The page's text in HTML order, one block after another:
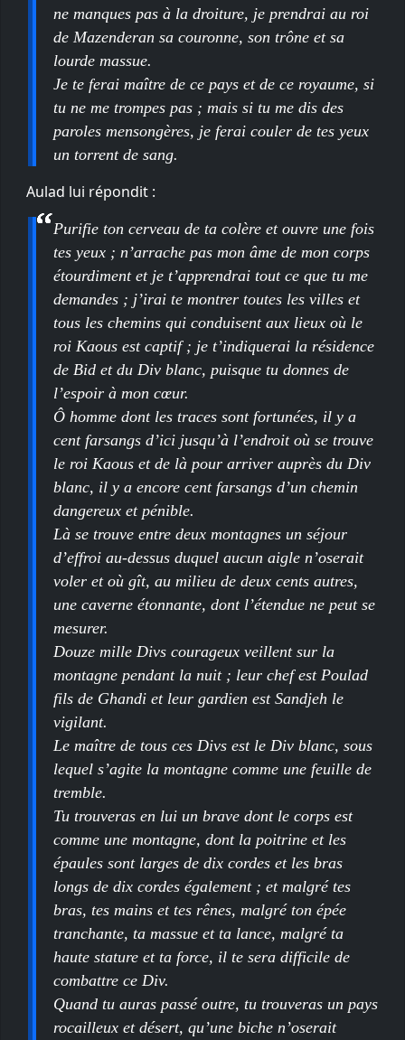
ne manques pas à la droiture, je prendrai au roi
de Mazenderan sa couronne, son trône et sa
lourde massue.
Je te ferai maître de ce pays et de ce royaume, si
tu ne me trompes pas ; mais si tu me dis des
paroles mensongères, je ferai couler de tes yeux
un torrent de sang.
Aulad lui répondit :
Purifie ton cerveau de ta colère et ouvre une fois
tes yeux ; n’arrache pas mon âme de mon corps
étourdiment et je t’apprendrai tout ce que tu me
demandes ; j’irai te montrer toutes les villes et
tous les chemins qui conduisent aux lieux où le
roi Kaous est captif ; je t’indiquerai la résidence
de Bid et du Div blanc, puisque tu donnes de
l’espoir à mon cœur.
Ô homme dont les traces sont fortunées, il y a
cent farsangs d’ici jusqu’à l’endroit où se trouve
le roi Kaous et de là pour arriver auprès du Div
blanc, il y a encore cent farsangs d’un chemin
dangereux et pénible.
Là se trouve entre deux montagnes un séjour
d’effroi au-dessus duquel aucun aigle n’oserait
voler et où gît, au milieu de deux cents autres,
une caverne étonnante, dont l’étendue ne peut se
mesurer.
Douze mille Divs courageux veillent sur la
montagne pendant la nuit ; leur chef est Poulad
fils de Ghandi et leur gardien est Sandjeh le
vigilant.
Le maître de tous ces Divs est le Div blanc, sous
lequel s’agite la montagne comme une feuille de
tremble.
Tu trouveras en lui un brave dont le corps est
comme une montagne, dont la poitrine et les
épaules sont larges de dix cordes et les bras
longs de dix cordes également ; et malgré tes
bras, tes mains et tes rênes, malgré ton épée
tranchante, ta massue et ta lance, malgré ta
haute stature et ta force, il te sera difficile de
combattre ce Div.
Quand tu auras passé outre, tu trouveras un pays
rocailleux et désert, qu’une biche n’oserait